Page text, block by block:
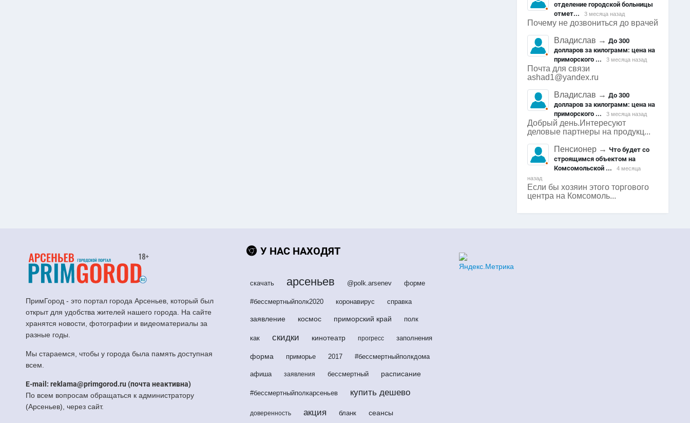
отделение городской больницы
отмет...
3 месяца назад
Почему не дозвониться до врачей
Владислав →До 300
долларов за килограмм: цена на
приморского ...
3 месяца назад
Почта для связи
ashad1@yandex.ru
Владислав →До 300
долларов за килограмм: цена на
приморского ...
3 месяца назад
Добрый день.Интересуют
деловые партнеры на продукц...
Пенсионер →Что будет со
строящимся объектом на
Комсомольской ...
4 месяца
назад
Если бы хозяин этого торгового
центра на Комсомоль...
ПримГород - это портал города Арсеньев, который был
открыт для удобства жителей нашего города. На сайте
хранятся новости, фотографии и видеоматериалы за
разные годы.
Мы стараемся, чтобы у города была память доступная
всем.
E-mail: reklama@primgorod.ru (почта неактивна)
По всем вопросам обращаться к администратору
(Арсеньев), через сайт.
У НАС НАХОДЯТ
скачать арсеньев @polk.arsenev форме
#бессмертныйполк2020 коронавирус справка
заявление космос приморский край полк
как скидки кинотеатр прогресс заполнения
форма приморье 2017 #бессмертныйполкдома
афиша заявления бессмертный расписание
#бессмертныйполкарсеньев купить дешево
доверенность акция бланк сеансы